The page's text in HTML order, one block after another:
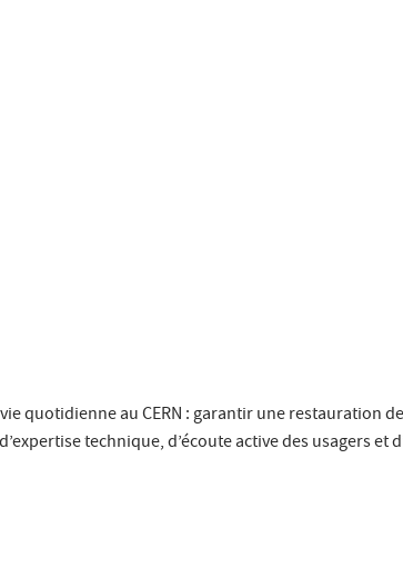
quotidienne au CERN : garantir une restauration
technique, d’écoute active des usagers et